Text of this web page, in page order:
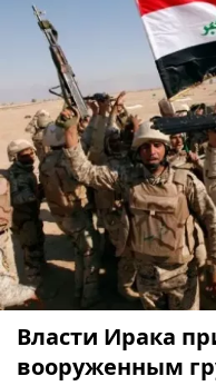
Власти Ирака
вооруженным